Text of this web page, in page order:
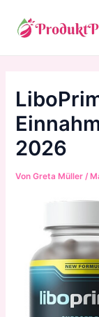
Inhalt
springen
2026
VonGreta Müller /